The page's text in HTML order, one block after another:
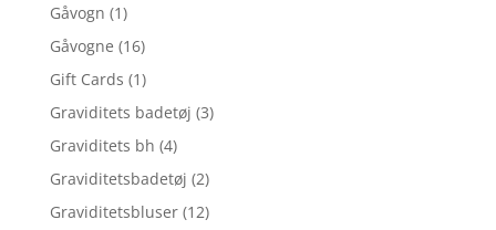
Gåvogn (1)
Gåvogne (16)
Gift Cards (1)
Graviditets badetøj (3)
Graviditets bh (4)
Graviditetsbadetøj (2)
Graviditetsbluser (12)